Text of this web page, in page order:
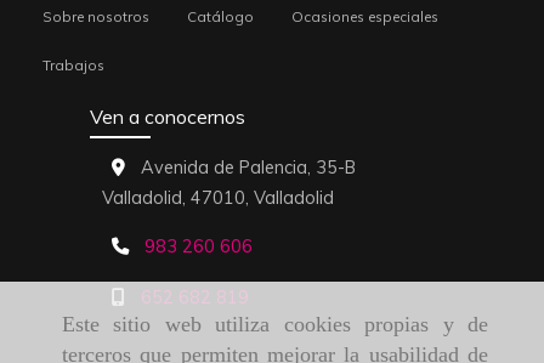
Este sitio web utiliza cookies propias y de
terceros que permiten mejorar la usabilidad de
Sobre nosotros Catálogo Ocasiones especiales
Trabajos
Ven a conocernos
Avenida de Palencia, 35-B
Valladolid, 47010, Valladolid
983 260 606
652 682 819